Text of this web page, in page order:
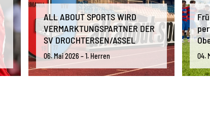
ALL ABOUT SPORTS WIRD
VERMARKTUNGSPARTNER DER
SV DROCHTERSEN/ASSEL
06. Mai 2026 – 1. Herren 04.